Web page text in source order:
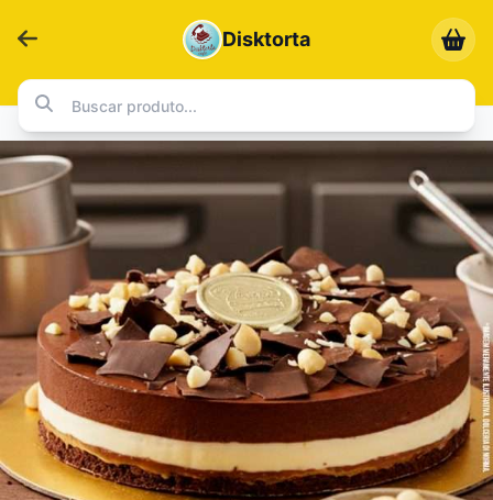
Disktorta